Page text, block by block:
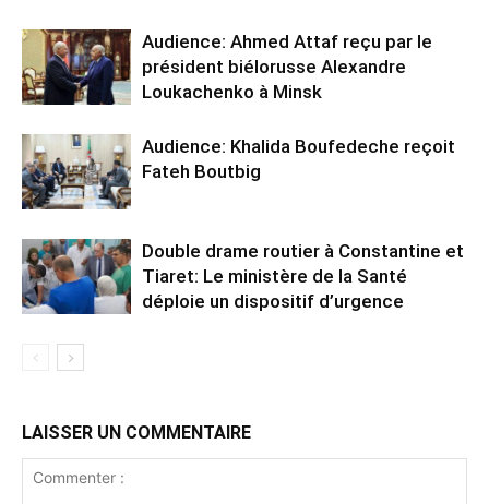
Audience: Ahmed Attaf reçu par le
président biélorusse Alexandre
Loukachenko à Minsk
Audience: Khalida Boufedeche reçoit
Fateh Boutbig
Double drame routier à Constantine et
Tiaret: Le ministère de la Santé
déploie un dispositif d’urgence
LAISSER UN COMMENTAIRE